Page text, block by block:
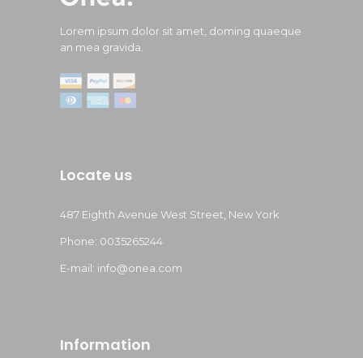
Lorem ipsum dolor sit amet, doming quaeque
an mea gravida.
Locate us
487 Eighth Avenue West Street, New York
Phone: 0035265244
E-mail: info@onea.com
Information